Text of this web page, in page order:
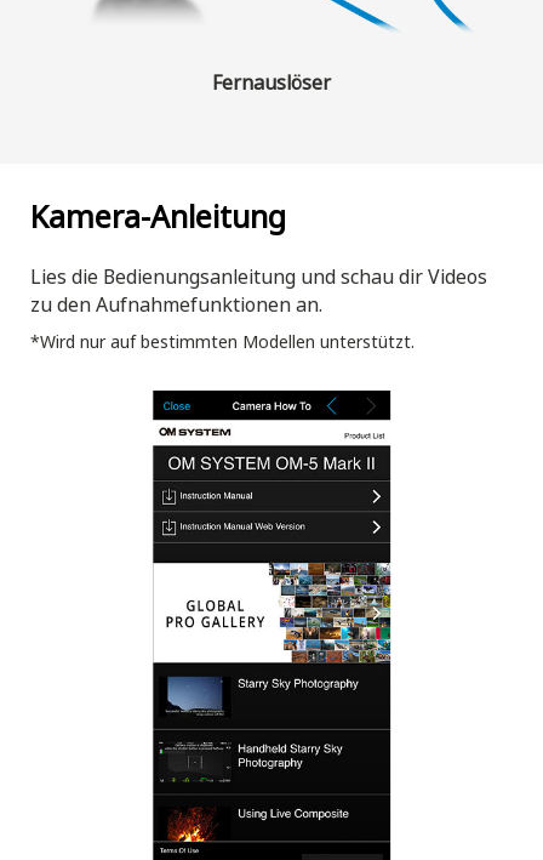
Fernauslöser
Kamera-Anleitung
Lies die Bedienungsanleitung und schau dir Videos
zu den Aufnahmefunktionen an.
*Wird nur auf bestimmten Modellen unterstützt.